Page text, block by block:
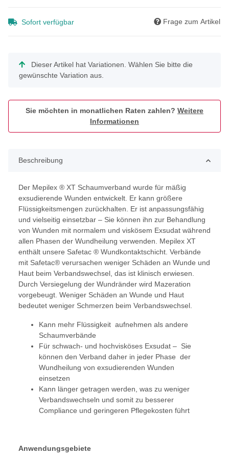
Sofort verfügbar Frage zum Artikel
x
Dieser Artikel hat Variationen. Wählen Sie bitte die
gewünschte Variation aus.
Sie möchten in monatlichen Raten zahlen? Weitere
Informationen
Beschreibung
Der Mepilex ® XT Schaumverband wurde für mäßig
exsudierende Wunden entwickelt. Er kann größere
Flüssigkeitsmengen zurückhalten. Er ist anpassungsfähig
und vielseitig einsetzbar – Sie können ihn zur Behandlung
von Wunden mit normalem und viskösem Exsudat während
allen Phasen der Wundheilung verwenden. Mepilex XT
enthält unsere Safetac ® Wundkontaktschicht. Verbände
mit Safetac® verursachen weniger Schäden an Wunde und
Haut beim Verbandswechsel, das ist klinisch erwiesen.
Durch Versiegelung der Wundränder wird Mazeration
vorgebeugt. Weniger Schäden an Wunde und Haut
bedeutet weniger Schmerzen beim Verbandswechsel.
Kann mehr Flüssigkeit aufnehmen als andere
Schaumverbände
Für schwach- und hochvisköses Exsudat – Sie
können den Verband daher in jeder Phase der
Wundheilung von exsudierenden Wunden
einsetzen
Kann länger getragen werden, was zu weniger
Verbandswechseln und somit zu besserer
Compliance und geringeren Pflegekosten führt
Anwendungsgebiete